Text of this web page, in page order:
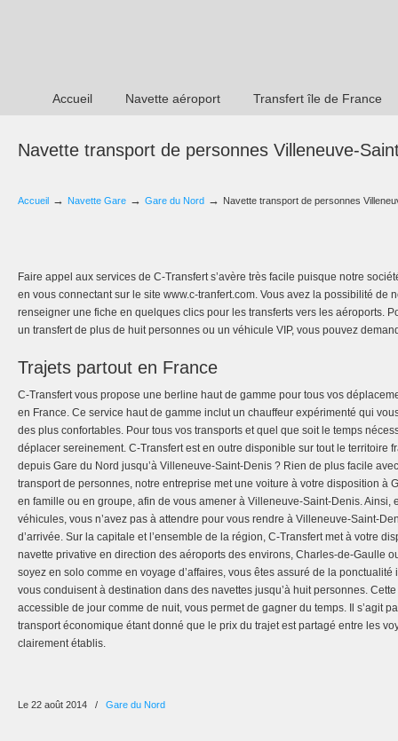
Accueil Navette aéroport Transfert île de France
Navette transport de personnes Villeneuve-
Accueil → Navette Gare → Gare du Nord → Navette transport de personnes
Faire appel aux services de C-Transfert s’avère très facile puisque notre
en vous connectant sur le site www.c-tranfert.com. Vous avez la possibilité de
renseigner une fiche en quelques clics pour les transferts vers les aéroports.
un transfert de plus de huit personnes ou un véhicule VIP, vous pouvez
Trajets partout en France
C-Transfert vous propose une berline haut de gamme pour tous vos
en France. Ce service haut de gamme inclut un chauffeur expérimenté qui
des plus confortables. Pour tous vos transports et quel que soit le temps
déplacer sereinement. C-Transfert est en outre disponible sur tout le territoire
depuis Gare du Nord jusqu’à Villeneuve-Saint-Denis ? Rien de plus facile
transport de personnes, notre entreprise met une voiture à votre disposition à
en famille ou en groupe, afin de vous amener à Villeneuve-Saint-Denis. Ainsi,
véhicules, vous n’avez pas à attendre pour vous rendre à Villeneuve-Saint-
d’arrivée. Sur la capitale et l’ensemble de la région, C-Transfert met à votre
navette privative en direction des aéroports des environs, Charles-de-Gaulle
soyez en solo comme en voyage d’affaires, vous êtes assuré de la
vous conduisent à destination dans des navettes jusqu’à huit personnes.
accessible de jour comme de nuit, vous permet de gagner du temps. Il s’agit
transport économique étant donné que le prix du trajet est partagé entre les
clairement établis.
Le 22 août 2014 / Gare du Nord